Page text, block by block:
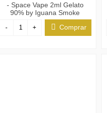
- Space Vape 2ml Gelato
90% by Iguana Smoke
- + Comprar